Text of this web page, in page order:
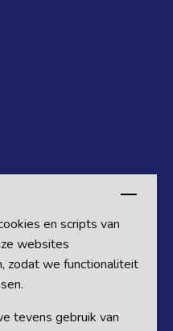
en scripts van
websites
zodat we functionaliteit
tevens gebruik van